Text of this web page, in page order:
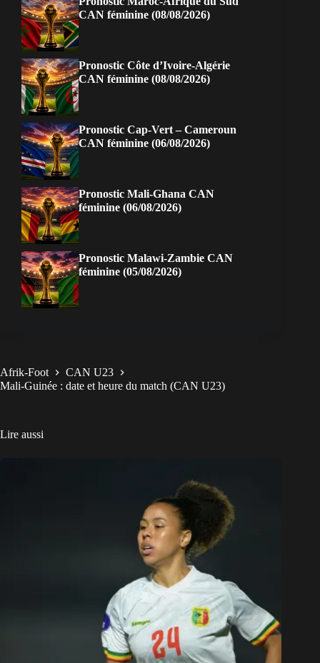
CAN féminine (08/08/2026)
Pronostic Côte d’Ivoire-Algérie
CAN féminine (08/08/2026)
Pronostic Cap-Vert – Cameroun
CAN féminine (06/08/2026)
Pronostic Mali-Ghana CAN
féminine (06/08/2026)
Pronostic Malawi-Zambie CAN
féminine (05/08/2026)
Afrik-Foot
CAN U23
Mali-Guinée : date et heure du match (CAN U23)
Lire aussi